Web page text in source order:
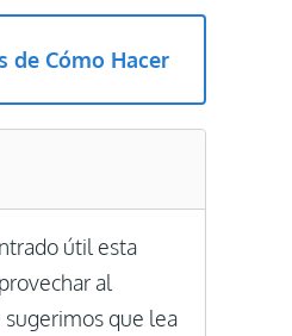
de Cómo Hacer
útil esta
al
sugerimos que lea